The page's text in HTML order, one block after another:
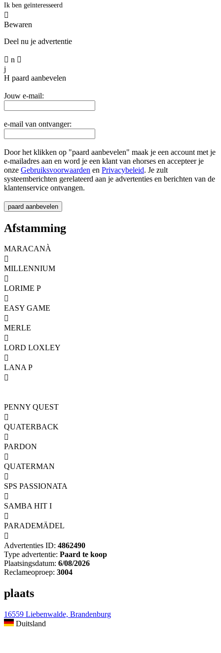
Ik ben geïnteresseerd

Bewaren
Deel nu je advertentie
 n 
j
H paard aanbevelen
Jouw e-mail:
e-mail van ontvanger:
Door het klikken op "paard aanbevelen" maak je een account met je
e-mailadres aan en word je een klant van ehorses en accepteer je
onze Gebruiksvoorwaarden en Privacybeleid. Je zult
systeemberichten gerelateerd aan je advertenties en berichten van de
klantenservice ontvangen.
Afstamming
MARACANÀ

MILLENNIUM

LORIME P

EASY GAME

MERLE

LORD LOXLEY

LANA P

PENNY QUEST

QUATERBACK

PARDON

QUATERMAN

SPS PASSIONATA

SAMBA HIT I

PARADEMÄDEL

Advertenties ID: 4862490
Type advertentie: Paard te koop
Plaatsingsdatum: 6/08/2026
Reclameoproep: 3004
plaats
16559 Liebenwalde, Brandenburg
Duitsland